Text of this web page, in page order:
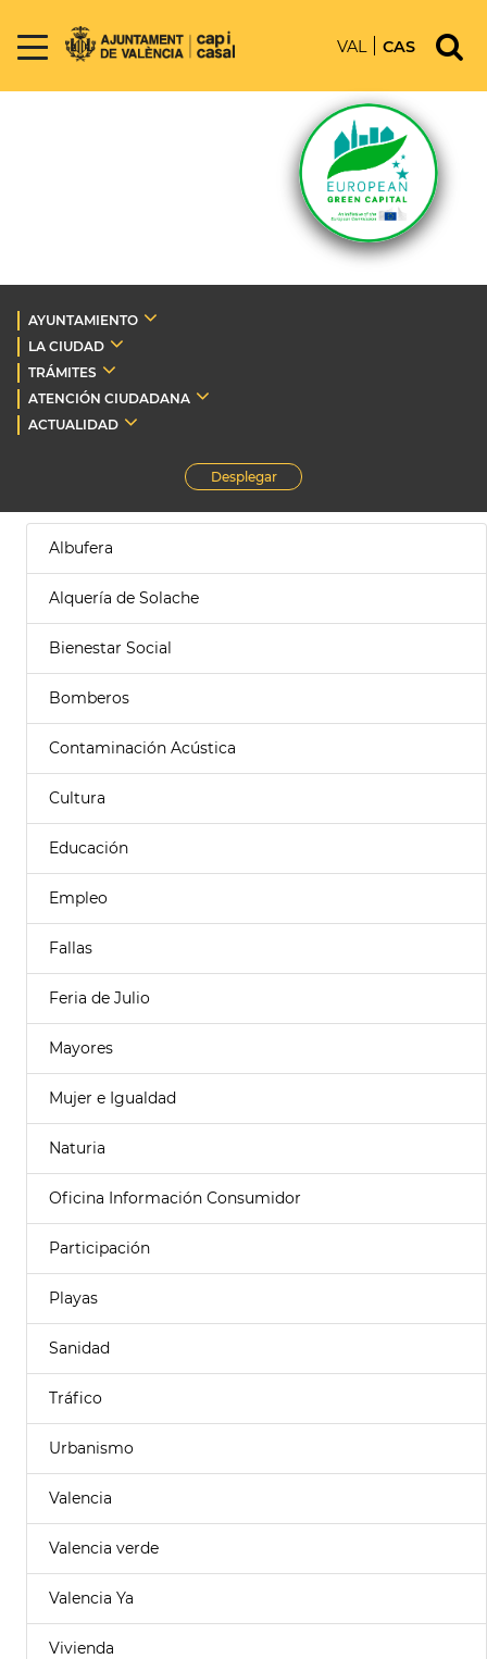
VAL CAS
AYUNTAMIENTO
LA CIUDAD
TRÁMITES
ATENCIÓN CIUDADANA
ACTUALIDAD
Desplegar
Albufera
Alquería de Solache
Bienestar Social
Bomberos
Contaminación Acústica
Cultura
Educación
Empleo
Fallas
Feria de Julio
Mayores
Mujer e Igualdad
Naturia
Oficina Información Consumidor
Participación
Playas
Sanidad
Tráfico
Urbanismo
Valencia
Valencia verde
Valencia Ya
Vivienda